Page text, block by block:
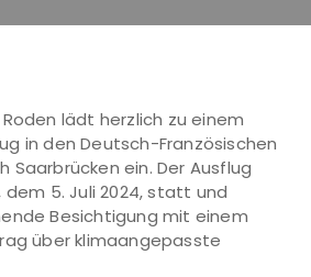
lädt herzlich zu einem
in den Deutsch-Französischen
Saarbrücken ein. Der Ausflug
5. Juli 2024, statt und
Besichtigung mit einem
über klimaangepasste